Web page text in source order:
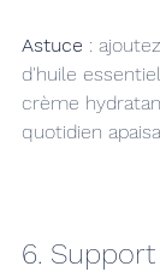
Astuce :
d'huile
crème
quotidien
6.